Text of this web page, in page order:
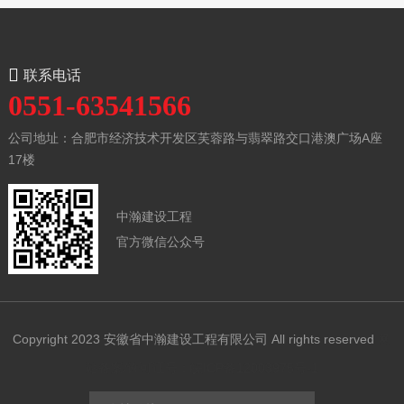
联系电话
0551-63541566
公司地址：合肥市经济技术开发区芙蓉路与翡翠路交口港澳广场A座
17楼
中瀚建设工程
官方微信公众号
Copyright 2023 安徽省中瀚建设工程有限公司 All rights reserved